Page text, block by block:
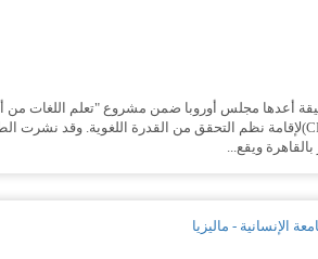
الإنسانية - ماليزيا